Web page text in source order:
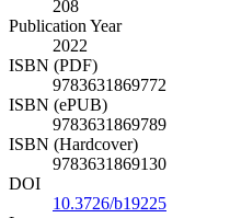
208
Publication Year
2022
ISBN (PDF)
9783631869772
ISBN (ePUB)
9783631869789
ISBN (Hardcover)
9783631869130
DOI
10.3726/b19225